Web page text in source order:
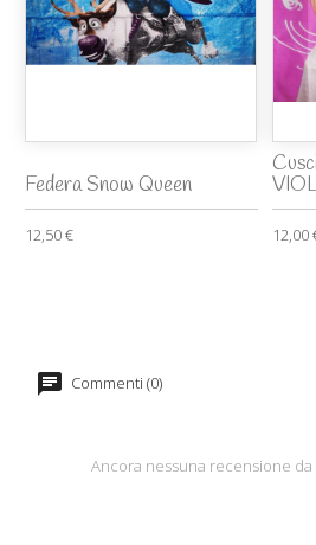
Federa Snow Queen
12,50 € 12,00
Commenti (0)
Ancora nessuna recensione